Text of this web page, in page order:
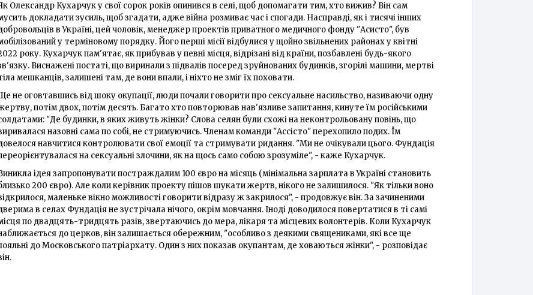
Олександр Кухарчук у свої сорок років опинився в селі, щоб допомагати тим, хто вижив? Він сам
докладати зусиль, щоб згадати, адже війна розмиває час і спогади. Насправді, як і тисячі інших
в Україні, цей чоловік, менеджер проектів приватного медичного фонду "Асисто", був
у терміновому порядку. Його перші місії відбулися у щойно звільнених районах у квітні
року. Кухарчук пам'ятає, як прибував у певні місця, відрізані від країни, позбавлені будь-якого
Виснажені постаті, що виринали з підвалів посеред зруйнованих будинків, згорілі машини, мертві
мешканців, залишені там, де вони впали, і ніхто не зміг їх поховати.
не оговтавшись від шоку окупації, люди почали говорити про сексуальне насильство, називаючи одну
потім двох, потім десять. Багато хто повторював нав'язливе запитання, кинуте їм російськими
"Де будинки, в яких живуть жінки? Слова селян були схожі на неконтрольовану повінь, що
назовні сама по собі, не стримуючись. Членам команди "Ассісто" перехопило подих. Їм
навчитися контролювати свої емоції та стримувати ридання. "Ми не очікували цього. Фундація
на сексуальні злочини, як на щось само собою зрозуміле", - каже Кухарчук.
ідея запропонувати постраждалим 100 євро на місяць (мінімальна зарплата в Україні становить
200 євро). Але коли керівник проекту пішов шукати жертв, нікого не залишилося. "Як тільки воно
маленьке вікно можливості говорити відразу ж закрилося", - продовжує він. За зачиненими
в селах Фундація не зустрічала нічого, окрім мовчання. Іноді доводилося повертатися в ті самі
по двадцять-тридцять разів, звертаючись до мера, лікаря та місцевих волонтерів. Коли Кухарчук
до церков, він залишається обережним, "особливо з деякими священиками, які все ще
до Московського патріархату. Один з них показав окупантам, де ховаються жінки", - розповідає